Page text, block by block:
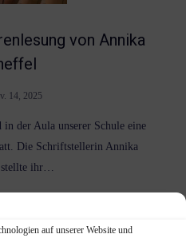
auf unserer Website und
von Annika
14, 2025
der Aula unserer Schule eine
Die Schriftstellerin Annika
stellte ihr…